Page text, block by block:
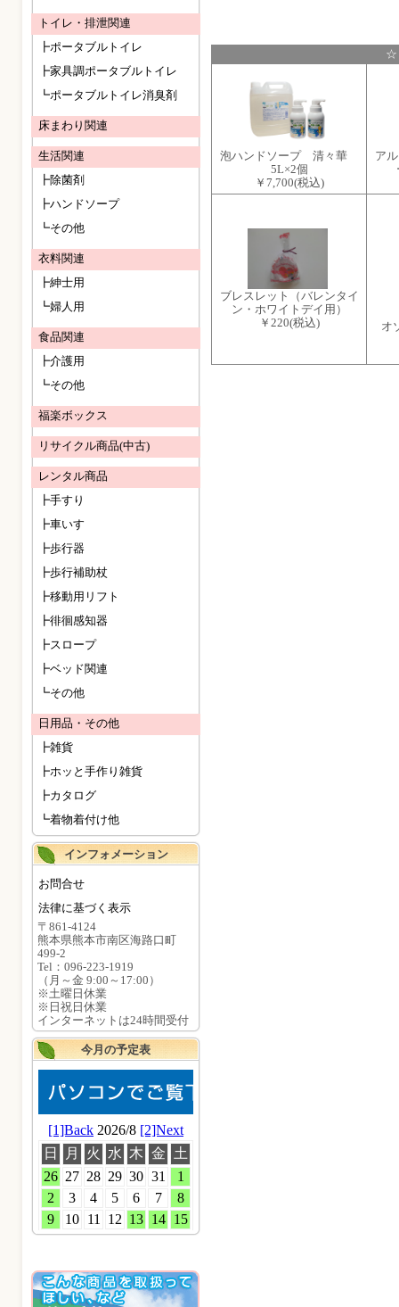
☆
泡ハンドソープ 清々華
5L×2個
￥7,700(税込)
ア
ブレスレット（バレンタイ
ン・ホワイトデイ用）
￥220(税込) オ
トイレ・排泄関連
┣ポータブルトイレ
┣家具調ポータブルトイレ
┗ポータブルトイレ消臭剤
床まわり関連
生活関連
┣除菌剤
┣ハンドソープ
┗その他
衣料関連
┣紳士用
┗婦人用
食品関連
┣介護用
┗その他
福楽ボックス
リサイクル商品(中古)
レンタル商品
┣手すり
┣車いす
┣歩行器
┣歩行補助杖
┣移動用リフト
┣徘徊感知器
┣スロープ
┣ベッド関連
┗その他
日用品・その他
┣雑貨
┣ホッと手作り雑貨
┣カタログ
┗着物着付け他
インフォメーション
お問合せ
法律に基づく表示
〒861-4124
熊本県熊本市南区海路口町
499-2
Tel：096-223-1919
（月～金 9:00～17:00）
※土曜日休業
※日祝日休業
インターネットは24時間受付
今月の予定表